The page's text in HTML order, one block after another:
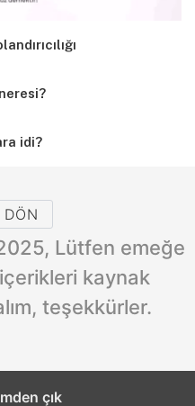
idi?
DÖN
Lütfen emeğe
kaynak
teşekkürler.
çık